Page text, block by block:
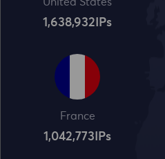
1,638,932 IPs
France
1,042,773 IPs